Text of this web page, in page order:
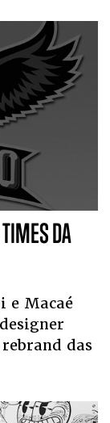
DA
e Macaé
das